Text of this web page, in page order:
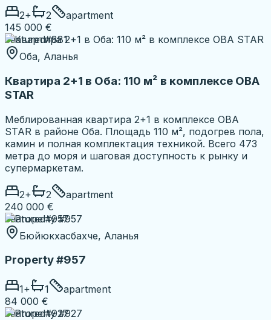
2+ 2
apartment
145 000 €
Featured#881
Оба, Аланья
Квартира 2+1 в Оба: 110 м² в комплексе OBA
STAR
Меблированная квартира 2+1 в комплексе OBA
STAR в районе Оба. Площадь 110 м², подогрев пола,
камин и полная комплектация техникой. Всего 473
метра до моря и шаговая доступность к рынку и
супермаркетам.
2+ 2
apartment
240 000 €
Featured#957
Бюйюкхасбахче, Аланья
Property #957
1+ 1
apartment
84 000 €
Featured#927